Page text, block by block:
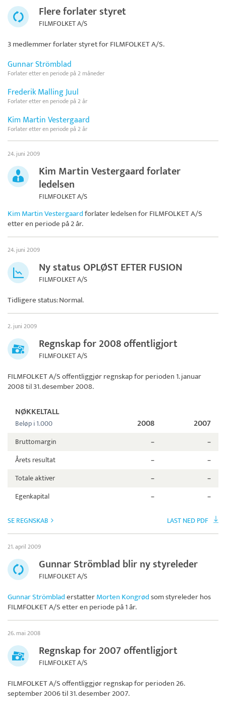
Flere forlater styret
FILMFOLKET A/S
3 medlemmer forlater styret forFILMFOLKET A/S.
Gunnar Strömblad
Forlater etter en periode på 2 måneder
Frederik Malling Juul
Forlater etter en periode på 2 år
Kim Martin Vestergaard
Forlater etter en periode på 2 år
24. juni 2009
Kim Martin Vestergaard forlater
ledelsen
FILMFOLKET A/S
Kim Martin Vestergaardforlater ledelsen forFILMFOLKET A/S
etter en periode på 2 år.
24. juni 2009
Ny status OPLØST EFTER FUSION
FILMFOLKET A/S
Tidligere status: Normal.
2. juni 2009
Regnskap for 2008 offentligjort
FILMFOLKET A/S
FILMFOLKET A/Soffentliggjør regnskap for perioden 1. januar
2008 til 31. desember 2008.
NØKKELTALL
Beløp i 1.000 2008 2007
Bruttomargin –
–
Årets resultat
–
–
Totale aktiver
–
–
Egenkapital
– –
SE REGNSKAB LAST NED PDF
21. april 2009
Gunnar Strömblad blir ny styreleder
FILMFOLKET A/S
Gunnar StrömbladerstatterMorten Kongrødsom styreleder hos
FILMFOLKET A/Setter en periode på 1 år.
26. mai 2008
Regnskap for 2007 offentligjort
FILMFOLKET A/S
FILMFOLKET A/Soffentliggjør regnskap for perioden 26.
september 2006 til 31. desember 2007.